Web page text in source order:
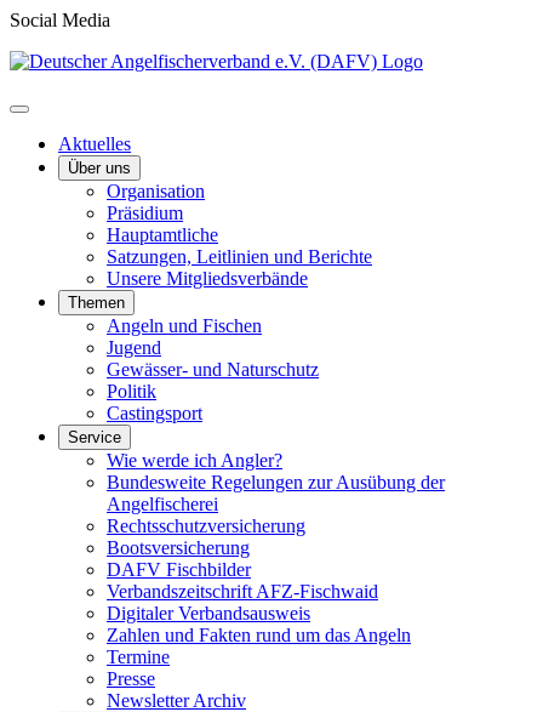
Social Media
Aktuelles
Über uns
Organisation
Präsidium
Hauptamtliche
Satzungen, Leitlinien und Berichte
Unsere Mitgliedsverbände
Themen
Angeln und Fischen
Jugend
Gewässer- und Naturschutz
Politik
Castingsport
Service
Wie werde ich Angler?
Bundesweite Regelungen zur Ausübung der
Angelfischerei
Rechtsschutzversicherung
Bootsversicherung
DAFV Fischbilder
Verbandszeitschrift AFZ-Fischwaid
Digitaler Verbandsausweis
Zahlen und Fakten rund um das Angeln
Termine
Presse
Newsletter Archiv